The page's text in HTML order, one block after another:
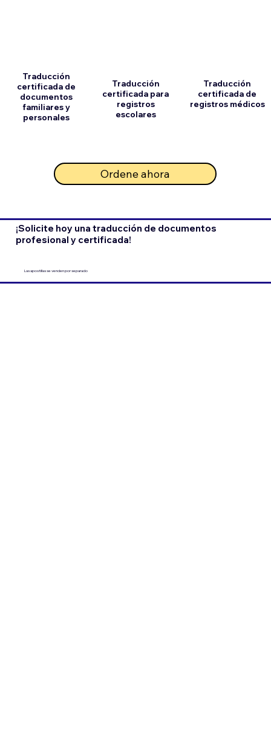
Traducción
certificada de
documentos
familiares y
personales
Traducción
certificada para
registros
escolares
Ordene ahora
Traducción
certificada de
registros médicos
¡Solicite hoy una traducción de documentos
profesional y certificada!
Las apostillas se venden por separado